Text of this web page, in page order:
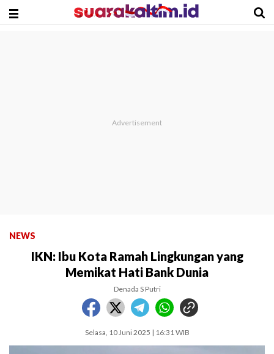
NEWS
IKN: Ibu Kota Ramah Lingkungan yang
Memikat Hati Bank Dunia
Denada S Putri
Selasa, 10 Juni 2025 | 16:31 WIB